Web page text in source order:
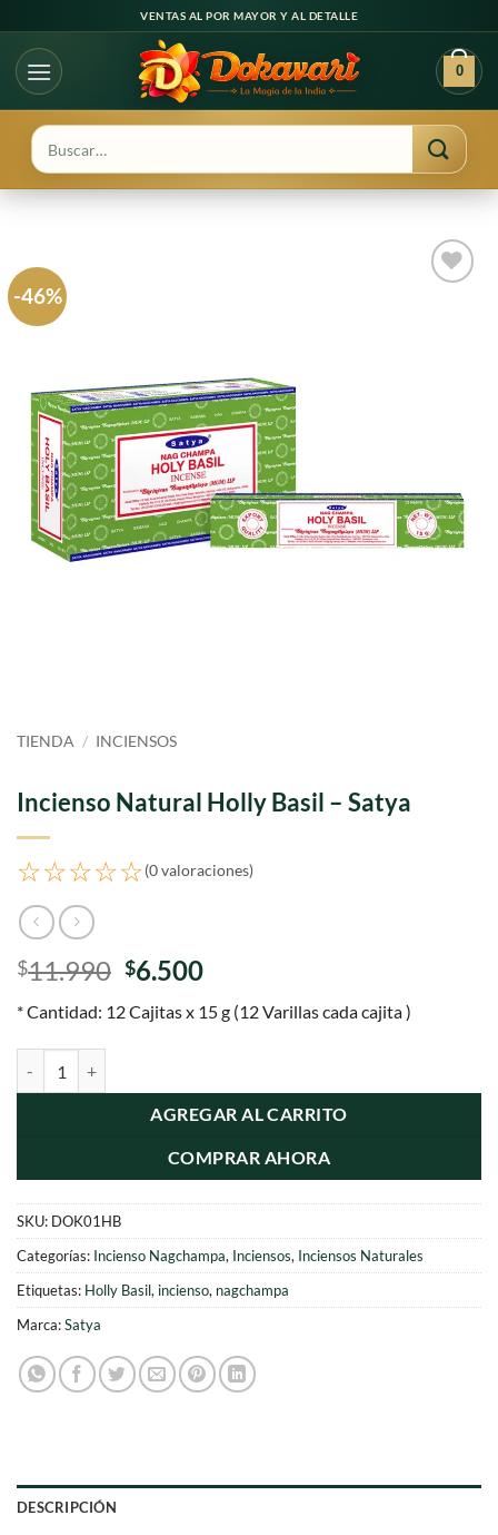
contenido
VENTAS AL POR MAYOR Y AL DETALLE
0
Buscar
por:
-46%
TIENDA / INCIENSOS
Incienso Natural Holly Basil – Satya
☆☆☆☆☆(0 valoraciones)
$11.990 El
original
$6.500El
precio
actual
* Cantidad: 12 Cajitas x 15 g (12 Varillas cada cajita )
AGREGAR AL CARRITO
COMPRAR AHORA
SKU: DOK01HB
Categorías: Incienso Nagchampa, Inciensos, Inciensos Naturales
Etiquetas: Holly Basil, incienso, nagchampa
Marca:Satya
DESCRIPCIÓN